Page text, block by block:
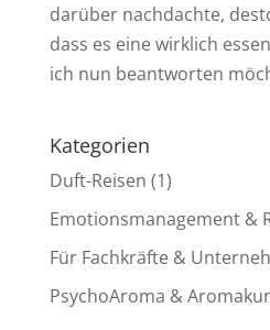
darüber nachdachte,
dass es eine wirklich
ich nun beantworten
Kategorien
Duft-Reisen (1)
Emotionsmanagement &
Für Fachkräfte &
PsychoAroma &